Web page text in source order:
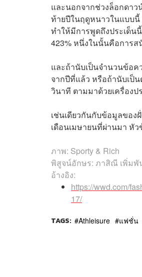
และนอกจากช่วงล็อกดาว
ท้ายปีในฤดูหนาวในแบบนี้
ทำให้มีการพูดถึงประเด็น
423% หนึ่งในนั้นคือการส
และถ้านับเป็นจำนวนข้อค
จากปีที่แล้ว หรือถ้านับเป็
วินาที ตามมาด้วยเครื่อง
เช่นเดียวกันกับข้อมูลของ
เดือนเมษายนที่ผ่านมา หั
ภาพ: Sporty & Rich
พิสูจน์อักษร: ภาสิณี เพิ่มพั
อ้างอิง:
https://wwd.com/
17/
TAGS: Athleisure แฟชั่น